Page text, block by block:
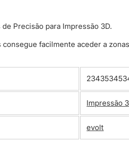
Precisão para Impressão 3D.
facilmente aceder a
Impressão
evolt